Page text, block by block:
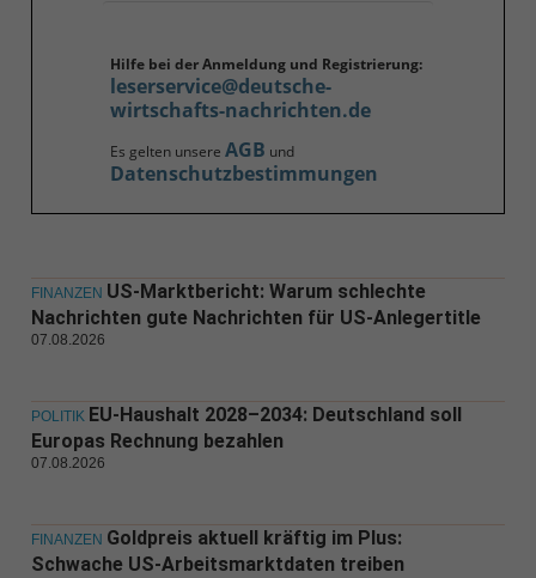
Hilfe bei der Anmeldung und Registrierung:
leserservice@deutsche-
wirtschafts-nachrichten.de
Es gelten unsere AGB und
Datenschutzbestimmungen
FINANZEN US-Marktbericht: Warum schlechte
Nachrichten gute Nachrichten für US-Anlegertitle
07.08.2026
POLITIK EU-Haushalt 2028–2034: Deutschland soll
Europas Rechnung bezahlen
07.08.2026
FINANZEN Goldpreis aktuell kräftig im Plus:
Schwache US-Arbeitsmarktdaten treiben